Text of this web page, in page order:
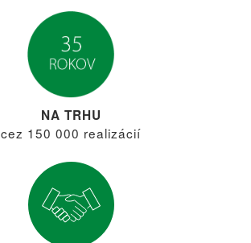
NA TRHU
cez 150 000 realizácií